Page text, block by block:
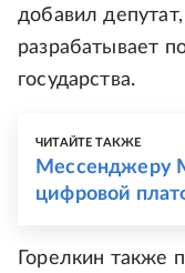
добавил
разрабатывает
государства.
ЧИТАЙТЕ ТАКЖЕ
Мессенджеру
цифровой
Горелкин также